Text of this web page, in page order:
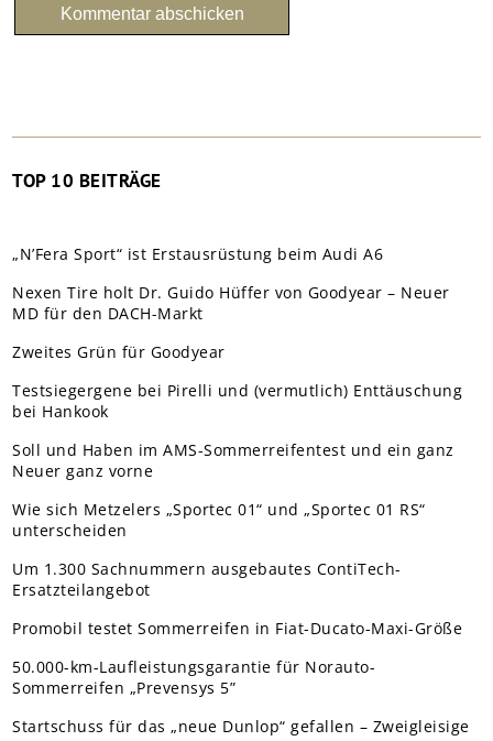
TOP 10 BEITRÄGE
„N’Fera Sport“ ist Erstausrüstung beim Audi A6
Nexen Tire holt Dr. Guido Hüffer von Goodyear – Neuer
MD für den DACH-Markt
Zweites Grün für Goodyear
Testsiegergene bei Pirelli und (vermutlich) Enttäuschung
bei Hankook
Soll und Haben im AMS-Sommerreifentest und ein ganz
Neuer ganz vorne
Wie sich Metzelers „Sportec 01“ und „Sportec 01 RS“
unterscheiden
Um 1.300 Sachnummern ausgebautes ContiTech-
Ersatzteilangebot
Promobil testet Sommerreifen in Fiat-Ducato-Maxi-Größe
50.000-km-Laufleistungsgarantie für Norauto-
Sommerreifen „Prevensys 5”
Startschuss für das „neue Dunlop“ gefallen – Zweigleisige